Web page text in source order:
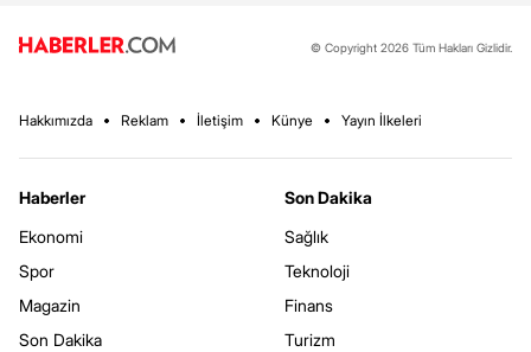
© Copyright 2026 Tüm Hakları Gizlidir.
Hakkımızda Reklam İletişim Künye Yayın İlkeleri
Haberler
Ekonomi
Spor
Magazin
Son Dakika
Son Dakika
Sağlık
Teknoloji
Finans
Turizm